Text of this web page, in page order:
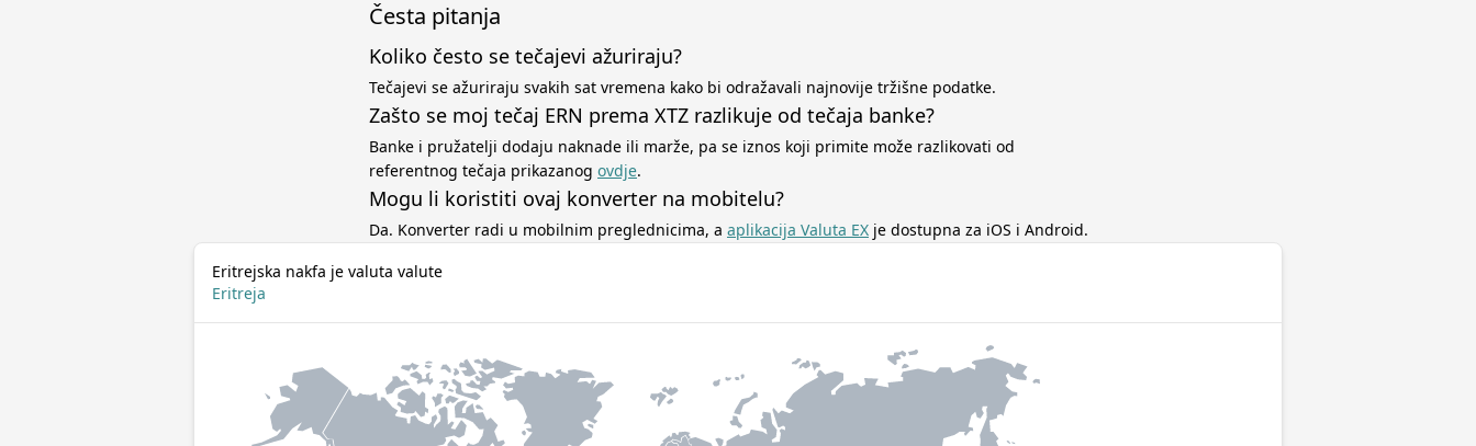
Česta pitanja
Koliko često se tečajevi ažuriraju?
Tečajevi se ažuriraju svakih sat vremena kako bi odražavali najnovije tržišne podatke.
Zašto se moj tečaj ERN prema XTZ razlikuje od tečaja banke?
Banke i pružatelji dodaju naknade ili marže, pa se iznos koji primite može razlikovati od
referentnog tečaja prikazanog ovdje.
Mogu li koristiti ovaj konverter na mobitelu?
Da. Konverter radi u mobilnim preglednicima, a aplikacija Valuta EX je dostupna za iOS i Android.
Eritrejska nakfa je valuta valute
Eritreja